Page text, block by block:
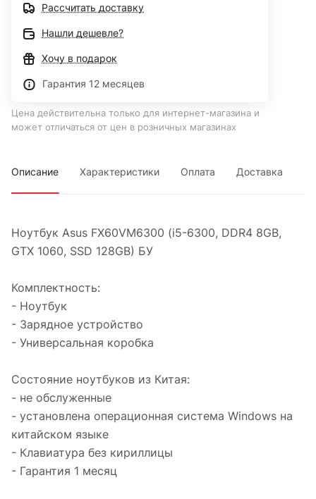
Рассчитать доставку
Нашли дешевле?
Хочу в подарок
Гарантия 12 месяцев
Цена действительна только для интернет-магазина и
может отличаться от цен в розничных магазинах
Описание Характеристики Оплата Доставка
Ноутбук Asus FX60VM6300 (i5-6300, DDR4 8GB,
GTX 1060, SSD 128GB) БУ
Комплектность:
- Ноутбук
- Зарядное устройство
- Универсальная коробка
Состояние ноутбуков из Китая:
- не обслуженные
- установлена операционная система Windows на
китайском языке
- Клавиатура без кириллицы
- Гарантия 1 месяц